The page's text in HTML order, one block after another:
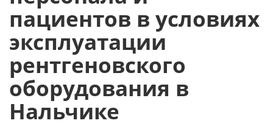
пациентов в условиях
эксплуатации
рентгеновского
оборудования в
Нальчике